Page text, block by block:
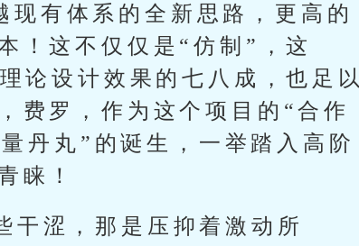
有体系的全新思路，更高的
！这不仅仅是“仿制”，这
论设计效果的七八成，也足以
费罗，作为这个项目的“合作
丹丸”的诞生，一举踏入高阶
睐！
干涩，那是压抑着激动所